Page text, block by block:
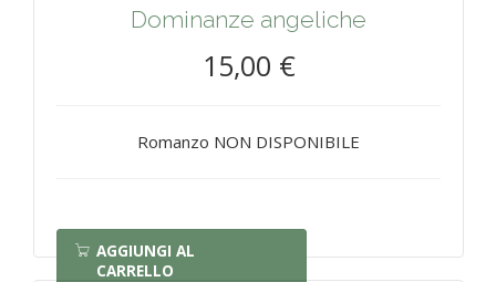
Dominanze angeliche
15,00 €
Romanzo NON DISPONIBILE
AGGIUNGI AL
CARRELLO